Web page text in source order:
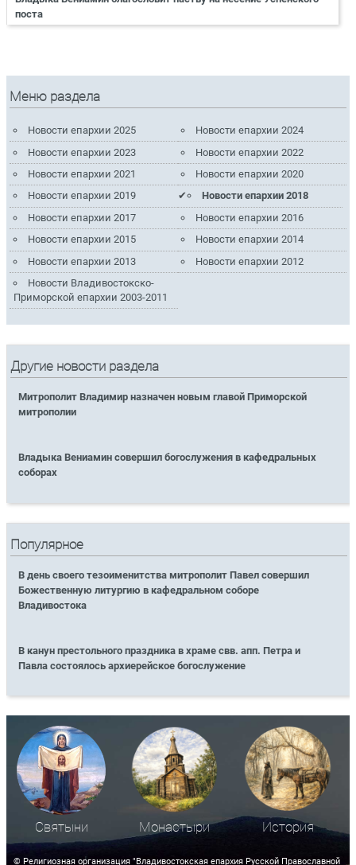
поста
Меню раздела
Новости епархии 2025
Новости епархии 2024
Новости епархии 2023
Новости епархии 2022
Новости епархии 2021
Новости епархии 2020
Новости епархии 2019
Новости епархии 2018
Новости епархии 2017
Новости епархии 2016
Новости епархии 2015
Новости епархии 2014
Новости епархии 2013
Новости епархии 2012
Новости Владивостокско-
Приморской епархии 2003-2011
Другие новости раздела
Митрополит Владимир назначен новым главой Приморской
митрополии
Владыка Вениамин совершил богослужения в кафедральных
соборах
Популярное
В день своего тезоименитства митрополит Павел совершил
Божественную литургию в кафедральном соборе
Владивостока
В канун престольного праздника в храме свв. апп. Петра и
Павла состоялось архиерейское богослужение
Святыни Монастыри История
© Религиозная организация "Владивостокская епархия Русской Православной